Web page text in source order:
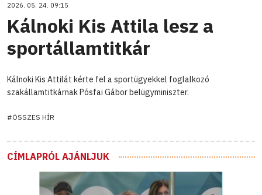
2026. 05. 24. 09:15
Kálnoki Kis Attila lesz a
sportállamtitkár
Kálnoki Kis Attilát kérte fel a sportügyekkel foglalkozó
szakállamtitkárnak Pósfai Gábor belügyminiszter.
#ÖSSZES HÍR
CÍMLAPRÓL AJÁNLJUK